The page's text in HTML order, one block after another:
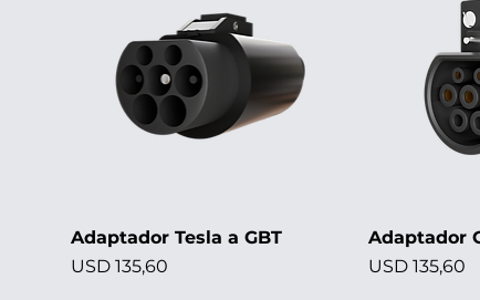
Adaptador Tesla a GBT
Precio
USD 135,60
Adaptador
Precio
USD 135,60